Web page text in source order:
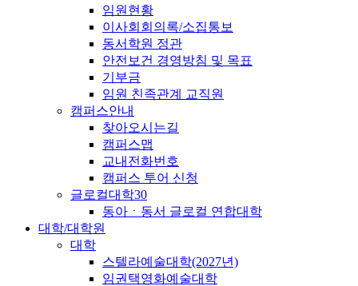
임원현황
이사회회의록/소집통보
동서학원 정관
안전보건 경영방침 및 목표
기부금
임원 친족관계 교직원
캠퍼스안내
찾아오시는길
캠퍼스맵
교내전화번호
캠퍼스 투어 신청
글로컬대학30
동아ㆍ동서 글로컬 연합대학
대학/대학원
대학
스텔라예술대학(2027년)
임권택영화예술대학